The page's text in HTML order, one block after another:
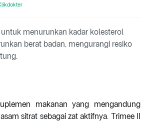
menurunkan kadar kolesterol
berat badan, mengurangi resiko
makanan yang mengandung
sitrat sebagai zat aktifnya. Trimee II